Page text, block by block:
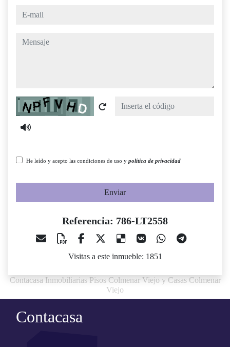
e-mail
mensaje
Captcha
He leído y acepto las condiciones de uso y política de privacidad
Enviar
Referencia: 786-LT2558
Visitas a este inmueble: 1851
Contacasa Inmobiliarias Pisos Colmenar Viejo y Casas Colmenar
Viejo
Contacasa